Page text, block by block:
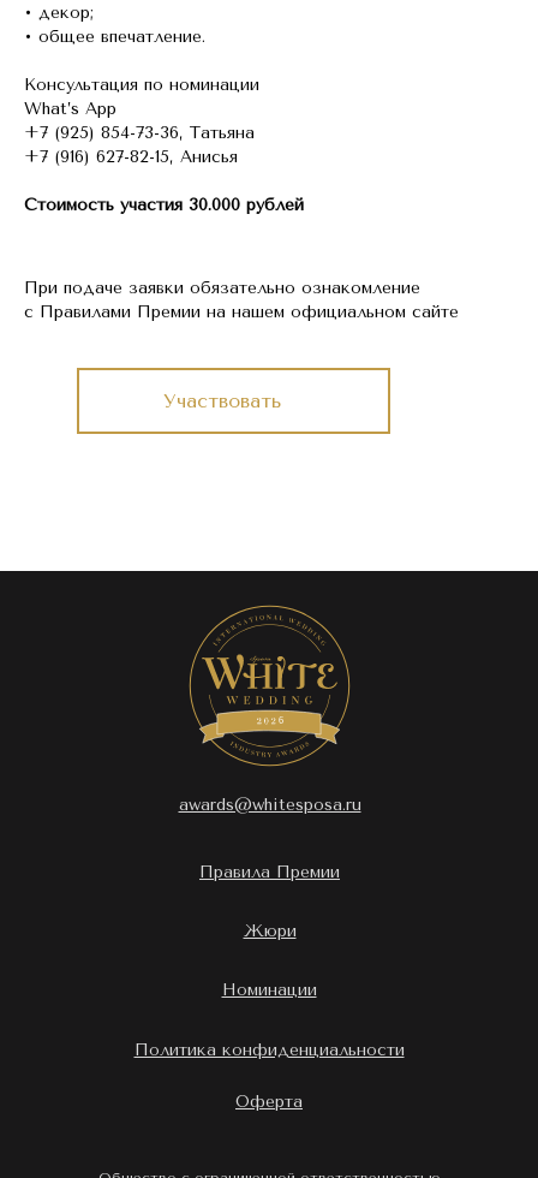
• декор;
• общее впечатление.
Консультация по номинации
What’s App
+7 (925) 854-73-36, Татьяна
+7 (916) 627-82-15, Анисья
Стоимость участия 30.000 рублей
При подаче заявки обязательно ознакомление
с Правилами Премии на нашем официальном сайте
Участвовать
awards@whitesposa.ru
Жюри
Номинации
Политика конфиденциальности
Правила Премии
Оферта